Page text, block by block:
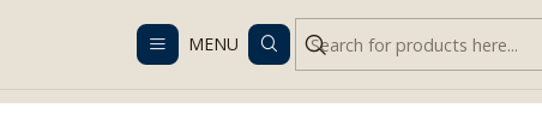
MENU
$100.000. Revisa las condiciones.